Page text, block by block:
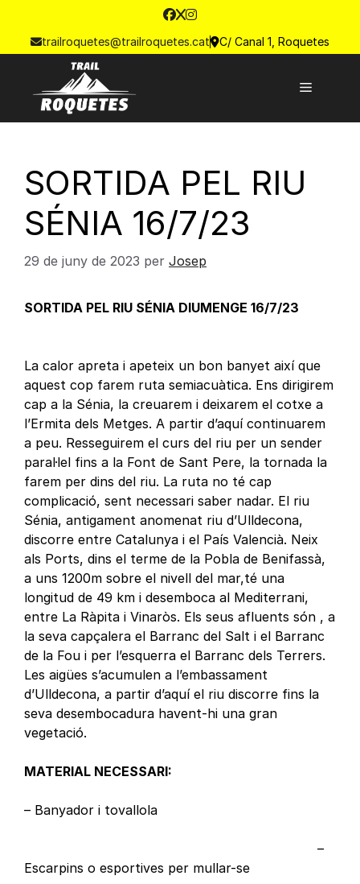
trailroquetes@trailroquetes.cat C/ Canal 1, Roquetes
SORTIDA PEL RIU
SÉNIA 16/7/23
29 de juny de 2023 per Josep
SORTIDA PEL RIU SÉNIA DIUMENGE 16/7/23
La calor apreta i apeteix un bon banyet així que
aquest cop farem ruta semiacuàtica. Ens dirigirem
cap a la Sénia, la creuarem i deixarem el cotxe a
l’Ermita dels Metges. A partir d’aquí continuarem
a peu. Resseguirem el curs del riu per un sender
paral·lel fins a la Font de Sant Pere, la tornada la
farem per dins del riu. La ruta no té cap
complicació, sent necessari saber nadar. El riu
Sénia, antigament anomenat riu d’Ulldecona,
discorre entre Catalunya i el País Valencià. Neix
als Ports, dins el terme de la Pobla de Benifassà,
a uns 1200m sobre el nivell del mar,té una
longitud de 49 km i desemboca al Mediterrani,
entre La Ràpita i Vinaròs. Els seus afluents són , a
la seva capçalera el Barranc del Salt i el Barranc
de la Fou i per l’esquerra el Barranc dels Terrers.
Les aigües s’acumulen a l’embassament
d’Ulldecona, a partir d’aquí el riu discorre fins la
seva desembocadura havent-hi una gran
vegetació.
MATERIAL NECESSARI:
– Banyador i tovallola
–
Escarpins o esportives per mullar-se